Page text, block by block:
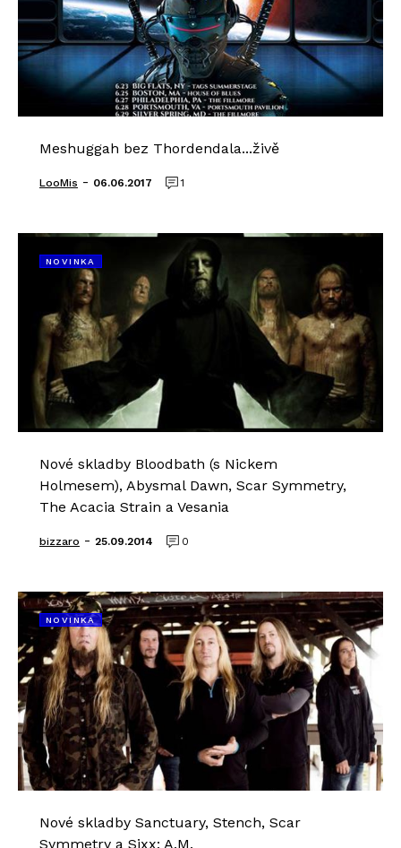
Meshuggah bez Thordendala...živě
LooMis - 06.06.2017 1
NOVINKA
Nové skladby Bloodbath (s Nickem
Holmesem), Abysmal Dawn, Scar Symmetry,
The Acacia Strain a Vesania
bizzaro - 25.09.2014 0
NOVINKA
Nové skladby Sanctuary, Stench, Scar
Symmetry a Sixx: A.M.